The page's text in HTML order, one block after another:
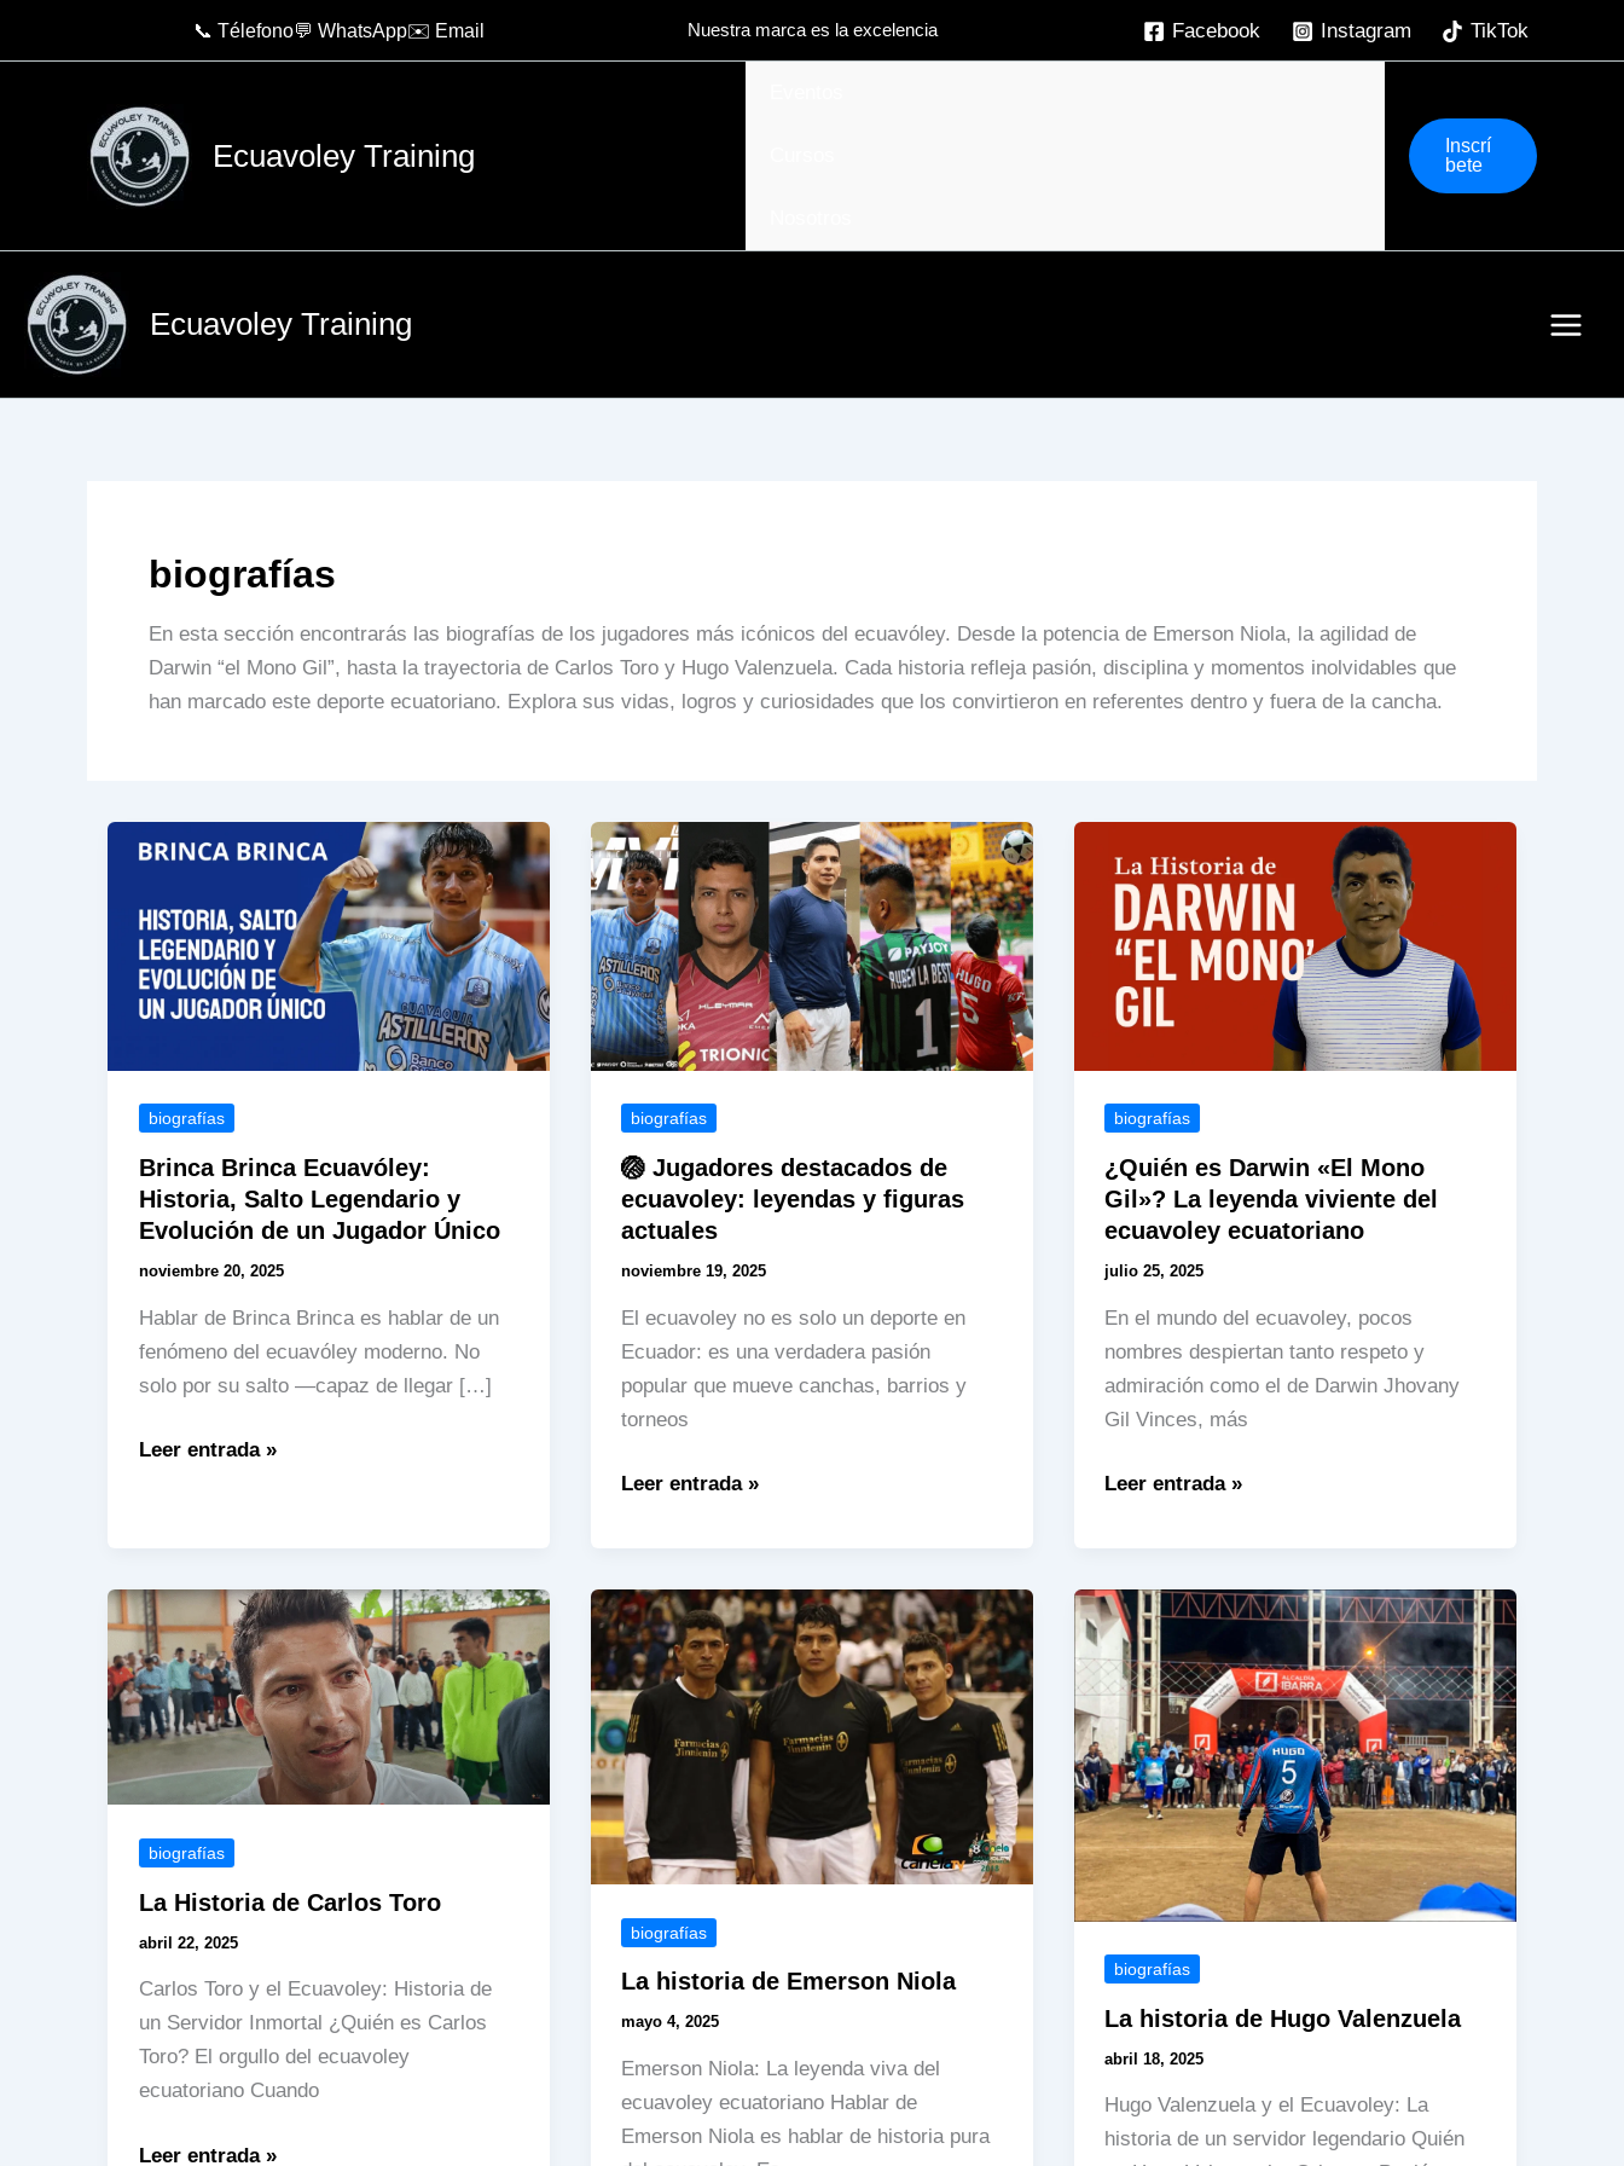
📞 Télefono💬 WhatsApp✉️ Email Nuestra marca es la excelencia Facebook Instagram TikTok
Ecuavoley Training
Inscrí
bete
Ecuavoley Training
biografías
En esta sección encontrarás las biografías de los jugadores más icónicos del ecuavóley. Desde la potencia de Emerson Niola, la agilidad de
Darwin “el Mono Gil”, hasta la trayectoria de Carlos Toro y Hugo Valenzuela. Cada historia refleja pasión, disciplina y momentos inolvidables que
han marcado este deporte ecuatoriano. Explora sus vidas, logros y curiosidades que los convirtieron en referentes dentro y fuera de la cancha.
biografías
Brinca Brinca Ecuavóley:
Historia, Salto Legendario y
Evolución de un Jugador Único
noviembre 20, 2025
Hablar de Brinca Brinca es hablar de un
fenómeno del ecuavóley moderno. No
solo por su salto —capaz de llegar […]
Brinca
Salto
Legendario
y
Evolución
de
un
Jugador
Leer entrada »
biografías
🏐 Jugadores destacados de
ecuavoley: leyendas y figuras
actuales
noviembre 19, 2025
El ecuavoley no es solo un deporte en
Ecuador: es una verdadera pasión
popular que mueve canchas, barrios y
torneos
🏐
de
ecuavoley:
leyendas
y
figuras
actuales
Leer entrada »
biografías
¿Quién es Darwin «El Mono
Gil»? La leyenda viviente del
ecuavoley ecuatoriano
julio 25, 2025
En el mundo del ecuavoley, pocos
nombres despiertan tanto respeto y
admiración como el de Darwin Jhovany
Gil Vinces, más
¿Quién
«El
Mono
Gil»?
La
leyenda
viviente
del
ecuavoley
ecuatoriano
Leer entrada »
biografías
La Historia de Carlos Toro
abril 22, 2025
Carlos Toro y el Ecuavoley: Historia de
un Servidor Inmortal ¿Quién es Carlos
Toro? El orgullo del ecuavoley
ecuatoriano Cuando
La
Leer entrada »
biografías
La historia de Emerson Niola
mayo 4, 2025
Emerson Niola: La leyenda viva del
ecuavoley ecuatoriano Hablar de
Emerson Niola es hablar de historia pura
biografías
La historia de Hugo Valenzuela
abril 18, 2025
Hugo Valenzuela y el Ecuavoley: La
historia de un servidor legendario Quién